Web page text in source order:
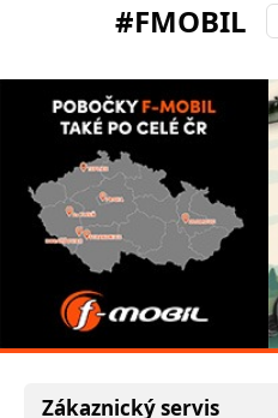
#FMOBIL
Zákaznický servis